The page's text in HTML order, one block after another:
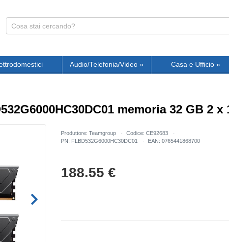
Audio/Telefonia/Video » Casa e Ufficio »
memoria 32 GB 2 x
Produttore: Teamgroup
Codice: CE92683
PN: FLBD532G6000HC30DC01
EAN: 0765441868700
188.55 €